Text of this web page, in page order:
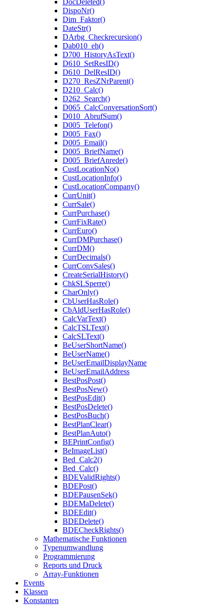
DocDeleted()
DispoNr()
Dim_Faktor()
DateStr()
DArbg_Checkrecursion()
Dab010_eh()
D700_HistoryAsText()
D610_SetResID()
D610_DelResID()
D270_ResZNrParent()
D210_Calc()
D262_Search()
D065_CalcConversationSort()
D010_AbrufSum()
D005_Telefon()
D005_Fax()
D005_Email()
D005_BriefName()
D005_BriefAnrede()
CustLocationNo()
CustLocationInfo()
CustLocationCompany()
CurrUnit()
CurrSale()
CurrPurchase()
CurrFixRate()
CurrEuro()
CurrDMPurchase()
CurrDM()
CurrDecimals()
CurrConvSales()
CreateSerialHistory()
ChkSLSperre()
CharOnly()
CbUserHasRole()
CbAldUserHasRole()
CalcVarText()
CalcTSLText()
CalcSLText()
BeUserShortName()
BeUserName()
BeUserEmailDisplayName
BeUserEmailAddress
BestPosPost()
BestPosNew()
BestPosEdit()
BestPosDelete()
BestPosBuch()
BestPlanClear()
BestPlanAuto()
BEPrintConfig()
BeImageList()
Bed_Calc2()
Bed_Calc()
BDEValidRights()
BDEPost()
BDEPausenSek()
BDEMaDelete()
BDEEdit()
BDEDelete()
BDECheckRights()
Mathematische Funktionen
Typenumwandlung
Programmierung
Reports und Druck
Array-Funktionen
Events
Klassen
Konstanten